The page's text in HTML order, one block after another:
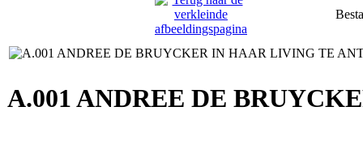
A.001 ANDREE DE